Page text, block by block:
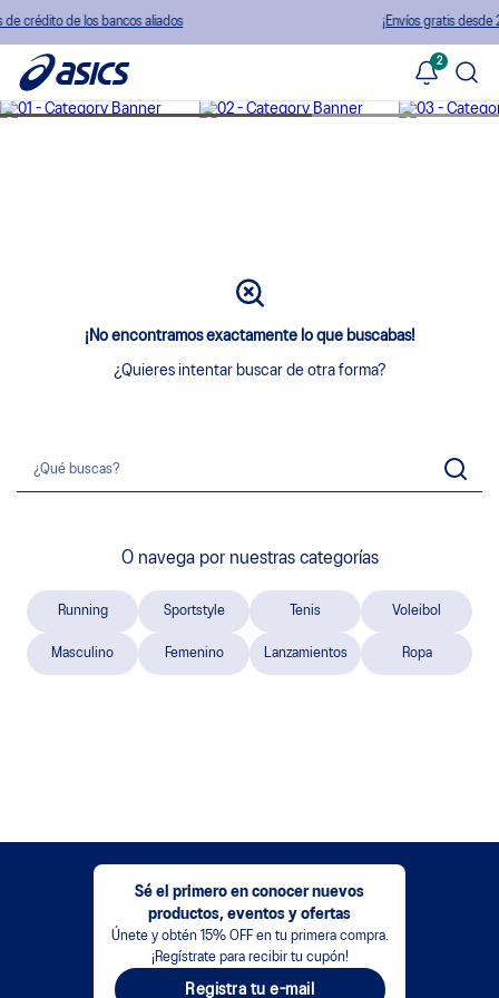
los bancos aliados ¡Envíos gratis desde 249.990 COP!
2
¡No encontramos exactamente lo que buscabas!
¿Quieres intentar buscar de otra forma?
O navega por nuestras categorías
Running Sportstyle Tenis Voleibol
Masculino Femenino Lanzamientos Ropa
Sé el primero en conocer nuevos
productos, eventos y ofertas
Únete y obtén 15% OFF en tu primera compra.
¡Regístrate para recibir tu cupón!
Registra tu e-mail